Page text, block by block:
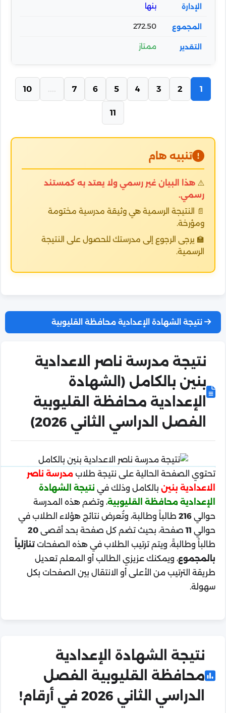
بنها
272.50
ممتاز
1
2
3
4
5
6
7
....
10
11
تنبيه هام
⚠️هذا البيان غير رسمي ولا يعتد به كمستند
رسمي.
📄 النتيجة الرسمية هي وثيقة مدرسية مختومة
ومؤرخة.
🏫 يرجى الرجوع إلى مدرستك للحصول على النتيجة
الرسمية.
نتيجة الشهادة الإعدادية محافظة القليوبية
نتيجة مدرسة ناصر الاعدادية
بنين بالكامل (الشهادة
الإعدادية محافظة القليوبية
الفصل الدراسي الثاني 2026)
تحتوي الصفحة الحالية على نتيجة طلابمدرسة ناصر
الاعدادية بنين بالكامل وذلك في نتيجة الشهادة
الإعدادية محافظة القليوبية، وتضم هذه المدرسة
حوالي216 طالباً وطالبة، وتُعرض نتائج هؤلاء الطلاب في
حوالي 11صفحة، بحيث تضم كل صفحة بحد أقصى20
طالباً وطالبةً، ويتم ترتيب الطلاب في هذه الصفحاتتنازلياً
بالمجموع، ويمكنك عزيزي الطالب أو المعلم تعديل
طريقة الترتيب من الأعلى أو الانتقال بين الصفحات بكل
سهولة.
نتيجة الشهادة الإعدادية
محافظة القليوبية الفصل
الدراسي الثاني 2026 في أرقام!